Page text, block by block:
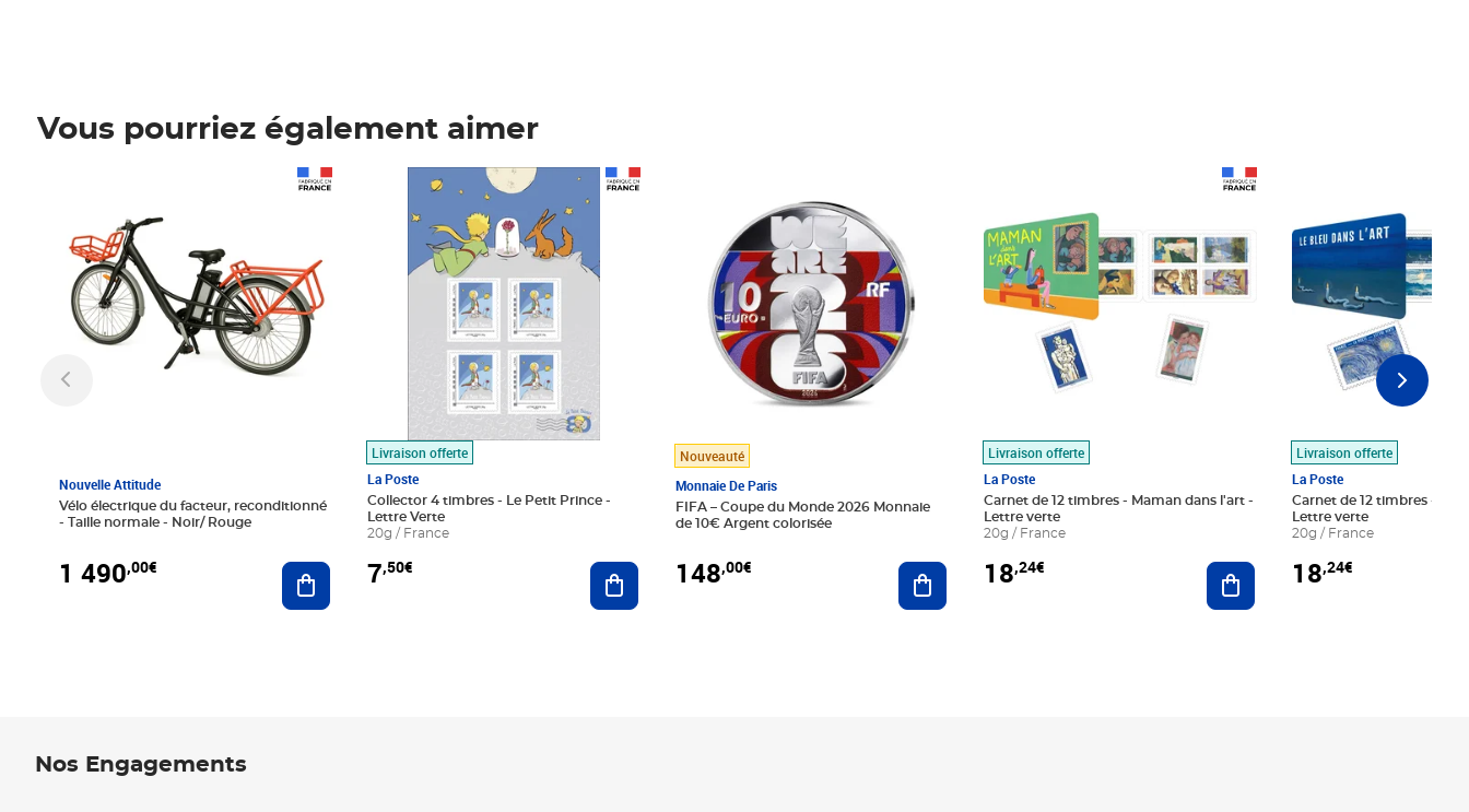
Vous pourriez également aimer
Nouvelle Attitude
Vélo électrique du facteur, reconditionné
- Taille normale - Noir/ Rouge
1 490,00€ Ajouter au panier
Livraison offerte
La Poste
Collector 4 timbres - Le Petit Prince -
Lettre Verte
20g / France
7,50€
Prix 7,50€
Ajouter au panier
Nouveauté
Monnaie De Paris
FIFA – Coupe du Monde 2026 Monnaie
de 10€ Argent colorisée
148,00€ Ajouter au panier
Livraison offerte
La Poste
Carnet de 12 timbres - Maman dans l'art -
Lettre verte
20g / France
18,24€ Ajouter au panier
Livraison offerte
La Poste
Carnet de 12 timbres - Le
Lettre verte
20g / France
18,24€
Nos Engagements